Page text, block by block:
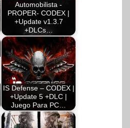
Automobilista -
PROPER- CODEX |
+Update v1.3.7
+DLCs…
IS Defense – CODEX |
+Update 5 +DLC |
Juego Para PC…